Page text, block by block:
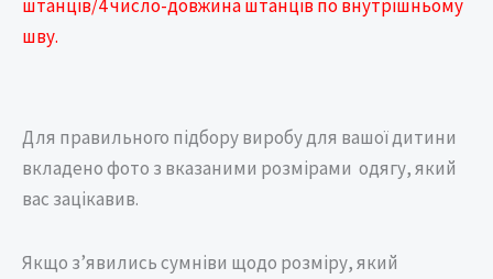
штанців/4 число-довжина штанців по внутрішньому
шву.
Для правильного підбору виробу для вашої дитини
вкладено фото з вказаними розмірами одягу, який
вас зацікавив.
Якщо з’явились сумніви щодо розміру, який